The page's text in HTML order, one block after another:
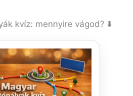
kvíz: mennyire vágod? ⬇️